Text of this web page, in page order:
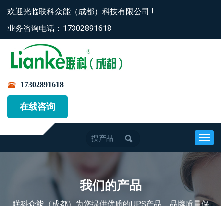
欢迎光临联科众能（成都）科技有限公司 !
业务咨询电话：17302891618
17302891618
在线咨询
我们的产品
联科众能（成都）为您提供优质的UPS产品，品牌质量保